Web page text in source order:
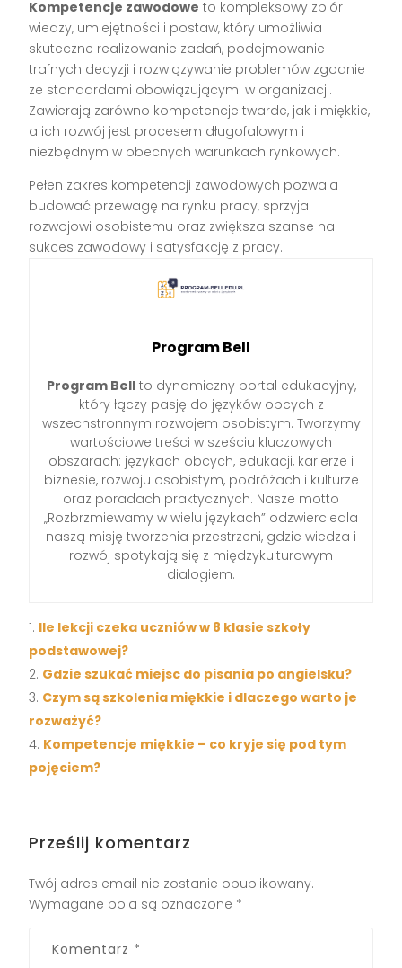
Kompetencje zawodowe to kompleksowy zbiór
wiedzy, umiejętności i postaw, który umożliwia
skuteczne realizowanie zadań, podejmowanie
trafnych decyzji i rozwiązywanie problemów zgodnie
ze standardami obowiązującymi w organizacji.
Zawierają zarówno kompetencje twarde, jak i miękkie,
a ich rozwój jest procesem długofalowym i
niezbędnym w obecnych warunkach rynkowych.
Pełen zakres kompetencji zawodowych pozwala
budować przewagę na rynku pracy, sprzyja
rozwojowi osobistemu oraz zwiększa szanse na
sukces zawodowy i satysfakcję z pracy.
Program Bell
Program Bellto dynamiczny portal edukacyjny,
który łączy pasję do języków obcych z
wszechstronnym rozwojem osobistym. Tworzymy
wartościowe treści w sześciu kluczowych
obszarach: językach obcych, edukacji, karierze i
biznesie, rozwoju osobistym, podróżach i kulturze
oraz poradach praktycznych. Nasze motto
„Rozbrzmiewamy w wielu językach” odzwierciedla
naszą misję tworzenia przestrzeni, gdzie wiedza i
rozwój spotykają się z międzykulturowym
dialogiem.
Ile lekcji czeka uczniów w 8 klasie szkoły
podstawowej?
Gdzie szukać miejsc do pisania po angielsku?
Czym są szkolenia miękkie i dlaczego warto je
rozważyć?
Kompetencje miękkie – co kryje się pod tym
pojęciem?
Prześlij komentarz
Twój adres email nie zostanie opublikowany.
Wymagane pola są oznaczone *